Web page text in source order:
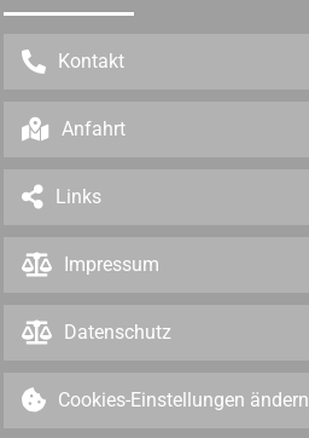
Kontakt
Anfahrt
Links
Impressum
Datenschutz
Cookies-Einstellungen ändern